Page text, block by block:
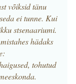
võiksid tänu
ei tunne. Kui
stsenaariumi.
hädaks
tohutud